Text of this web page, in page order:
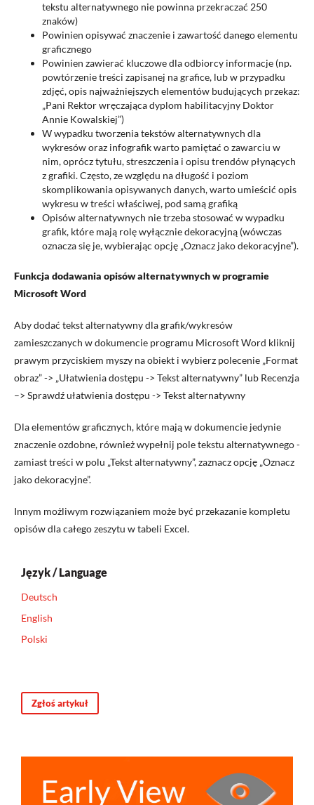
tekstu alternatywnego nie powinna przekraczać 250
znaków)
Powinien opisywać znaczenie i zawartość danego elementu
graficznego
Powinien zawierać kluczowe dla odbiorcy informacje (np.
powtórzenie treści zapisanej na grafice, lub w przypadku
zdjęć, opis najważniejszych elementów budujących przekaz:
„Pani Rektor wręczająca dyplom habilitacyjny Doktor
Annie Kowalskiej”)
W wypadku tworzenia tekstów alternatywnych dla
wykresów oraz infografik warto pamiętać o zawarciu w
nim, oprócz tytułu, streszczenia i opisu trendów płynących
z grafiki. Często, ze względu na długość i poziom
skomplikowania opisywanych danych, warto umieścić opis
wykresu w treści właściwej, pod samą grafiką
Opisów alternatywnych nie trzeba stosować w wypadku
grafik, które mają rolę wyłącznie dekoracyjną (wówczas
oznacza się je, wybierając opcję „Oznacz jako dekoracyjne”).
Funkcja dodawania opisów alternatywnych w programie
Microsoft Word
Aby dodać tekst alternatywny dla grafik/wykresów
zamieszczanych w dokumencie programu Microsoft Word kliknij
prawym przyciskiem myszy na obiekt i wybierz polecenie „Format
obraz” -> „Ułatwienia dostępu -> Tekst alternatywny” lub Recenzja
–> Sprawdź ułatwienia dostępu -> Tekst alternatywny
Dla elementów graficznych, które mają w dokumencie jedynie
znaczenie ozdobne, również wypełnij pole tekstu alternatywnego -
zamiast treści w polu „Tekst alternatywny”, zaznacz opcję „Oznacz
jako dekoracyjne”.
Innym możliwym rozwiązaniem może być przekazanie kompletu
opisów dla całego zeszytu w tabeli Excel.
Język / Language
Deutsch
English
Polski
Zgłoś artykuł